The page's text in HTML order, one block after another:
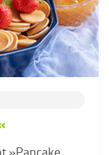
»Pancake